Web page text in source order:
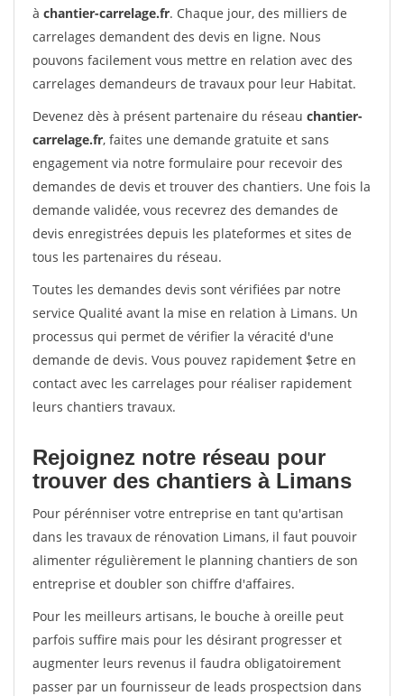
à chantier-carrelage.fr. Chaque jour, des milliers de
carrelages demandent des devis en ligne. Nous
pouvons facilement vous mettre en relation avec des
carrelages demandeurs de travaux pour leur Habitat.
Devenez dès à présent partenaire du réseau chantier-
carrelage.fr, faites une demande gratuite et sans
engagement via notre formulaire pour recevoir des
demandes de devis et trouver des chantiers. Une fois la
demande validée, vous recevrez des demandes de
devis enregistrées depuis les plateformes et sites de
tous les partenaires du réseau.
Toutes les demandes devis sont vérifiées par notre
service Qualité avant la mise en relation à Limans. Un
processus qui permet de vérifier la véracité d'une
demande de devis. Vous pouvez rapidement $etre en
contact avec les carrelages pour réaliser rapidement
leurs chantiers travaux.
Rejoignez notre réseau pour
trouver des chantiers à Limans
Pour pérénniser votre entreprise en tant qu'artisan
dans les travaux de rénovation Limans, il faut pouvoir
alimenter régulièrement le planning chantiers de son
entreprise et doubler son chiffre d'affaires.
Pour les meilleurs artisans, le bouche à oreille peut
parfois suffire mais pour les désirant progresser et
augmenter leurs revenus il faudra obligatoirement
passer par un fournisseur de leads prospectsion dans